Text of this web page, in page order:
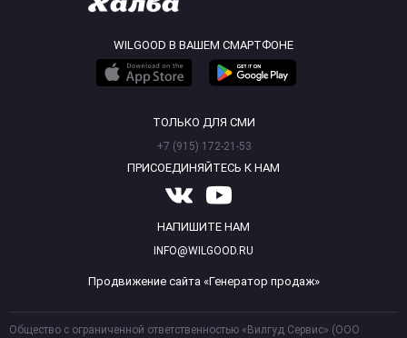
WILGOOD В ВАШЕМ СМАРТФОНЕ
ТОЛЬКО ДЛЯ СМИ
+7 (915) 172-21-53
ПРИСОЕДИНЯЙТЕСЬ К НАМ
НАПИШИТЕ НАМ
INFO@WILGOOD.RU
Продвижение сайта «Генератор продаж»
Общество с ограниченной ответственностью «Вилгуд Сервис» (ООО